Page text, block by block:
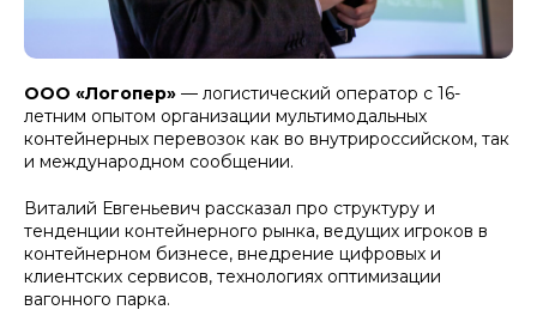
ООО «Логопер» — логистический оператор с 16-
летним опытом организации мультимодальных
контейнерных перевозок как во внутрироссийском, так
и международном сообщении.
Виталий Евгеньевич рассказал про структуру и
тенденции контейнерного рынка, ведущих игроков в
контейнерном бизнесе, внедрение цифровых и
клиентских сервисов, технологиях оптимизации
вагонного парка.